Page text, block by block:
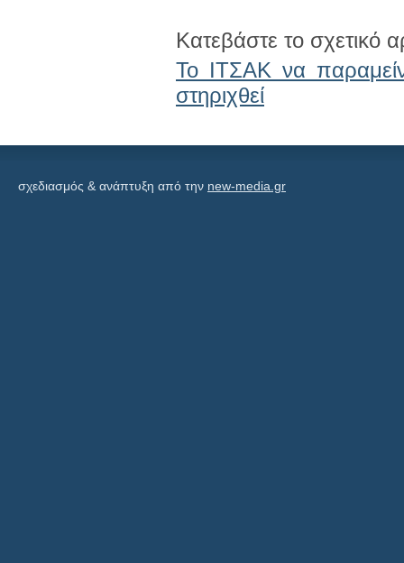
Κατεβάστε το σχετικό
Το ΙΤΣΑΚ να
στηριχθεί
σχεδιασμός & ανάπτυξη από την new-media.gr